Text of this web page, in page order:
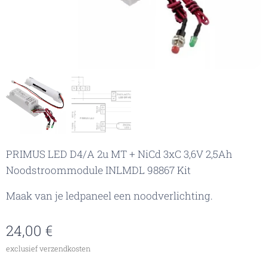
PRIMUS LED D4/A 2u MT + NiCd 3xC 3,6V 2,5Ah
Noodstroommodule INLMDL 98867 Kit
Maak van je ledpaneel een noodverlichting.
24,00 €
exclusief verzendkosten